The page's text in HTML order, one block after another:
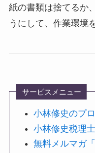
紙の書類は捨てるか
うにして、作業環境
サービスメニュー
小林修史のプ
小林修史税理
無料メルマガ